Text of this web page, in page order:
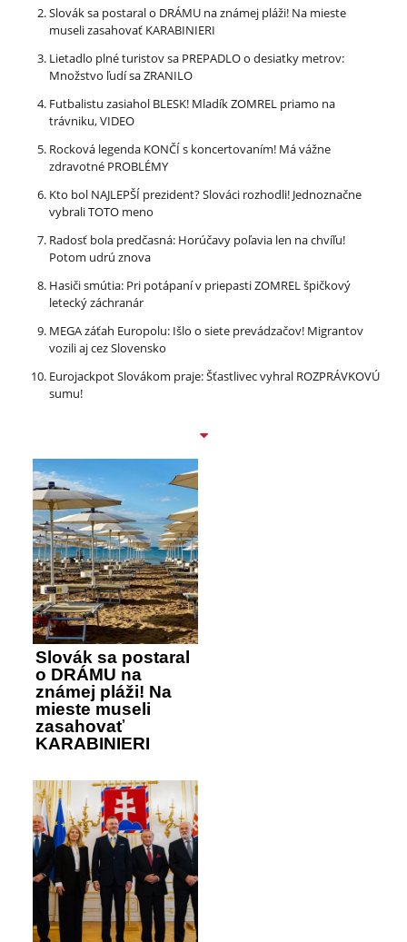
Slovák sa postaral o DRÁMU na známej pláži! Na mieste
museli zasahovať KARABINIERI
Lietadlo plné turistov sa PREPADLO o desiatky metrov:
Množstvo ľudí sa ZRANILO
Futbalistu zasiahol BLESK! Mladík ZOMREL priamo na
trávniku, VIDEO
Rocková legenda KONČÍ s koncertovaním! Má vážne
zdravotné PROBLÉMY
Kto bol NAJLEPŠÍ prezident? Slováci rozhodli! Jednoznačne
vybrali TOTO meno
Radosť bola predčasná: Horúčavy poľavia len na chvíľu!
Potom udrú znova
Hasiči smútia: Pri potápaní v priepasti ZOMREL špičkový
letecký záchranár
MEGA záťah Europolu: Išlo o siete prevádzačov! Migrantov
vozili aj cez Slovensko
Eurojackpot Slovákom praje: Šťastlivec vyhral ROZPRÁVKOVÚ
sumu!
Slovák sa postaral
o DRÁMU na
známej pláži! Na
mieste museli
zasahovať
KARABINIERI